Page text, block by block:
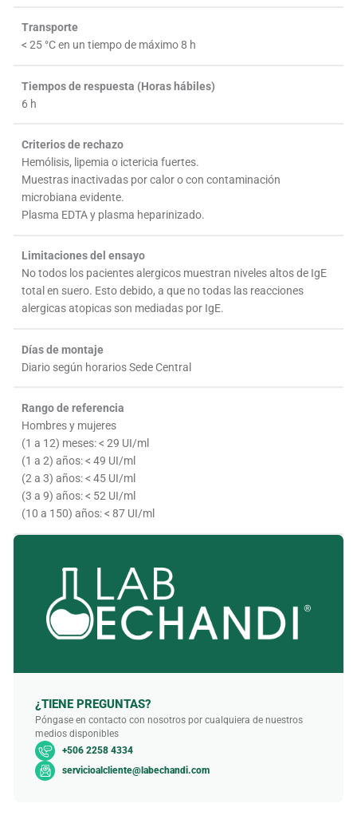
Transporte
< 25 °C en un tiempo de máximo 8 h
Tiempos de respuesta (Horas hábiles)
6 h
Criterios de rechazo
Hemólisis, lipemia o ictericia fuertes.
Muestras inactivadas por calor o con contaminación
microbiana evidente.
Plasma EDTA y plasma heparinizado.
Limitaciones del ensayo
No todos los pacientes alergicos muestran niveles altos de IgE
total en suero. Esto debido, a que no todas las reacciones
alergicas atopicas son mediadas por IgE.
Días de montaje
Diario según horarios Sede Central
Rango de referencia
Hombres y mujeres
(1 a 12) meses: < 29 UI/ml
(1 a 2) años: < 49 UI/ml
(2 a 3) años: < 45 UI/ml
(3 a 9) años: < 52 UI/ml
(10 a 150) años: < 87 UI/ml
¿TIENE PREGUNTAS?
Póngase en contacto con nosotros por cualquiera de nuestros
medios disponibles
+506 2258 4334
servicioalcliente@labechandi.com